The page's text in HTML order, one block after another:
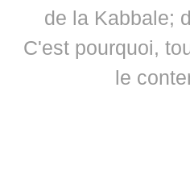
de la Kabbale;
C'est pourquoi,
le